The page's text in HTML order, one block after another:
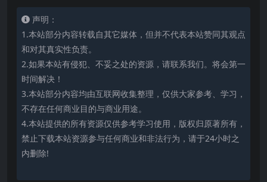
声明：
1.本站部分内容转载自其它媒体，但并不代表本站赞同其观点
和对其真实性负责。
2.如果本站有侵犯、不妥之处的资源，请联系我们。将会第一
时间解决！
3.本站部分内容均由互联网收集整理，仅供大家参考、学习，
不存在任何商业目的与商业用途。
4.本站提供的所有资源仅供参考学习使用，版权归原著所有，
禁止下载本站资源参与任何商业和非法行为，请于24小时之
内删除!